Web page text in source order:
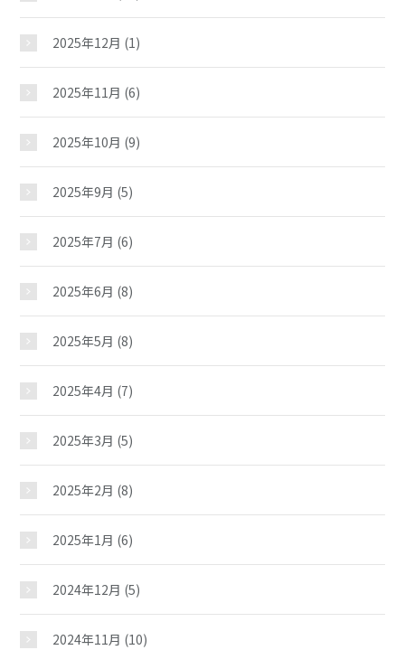
2025年12月 (1)
2025年11月 (6)
2025年10月 (9)
2025年9月 (5)
2025年7月 (6)
2025年6月 (8)
2025年5月 (8)
2025年4月 (7)
2025年3月 (5)
2025年2月 (8)
2025年1月 (6)
2024年12月 (5)
2024年11月 (10)